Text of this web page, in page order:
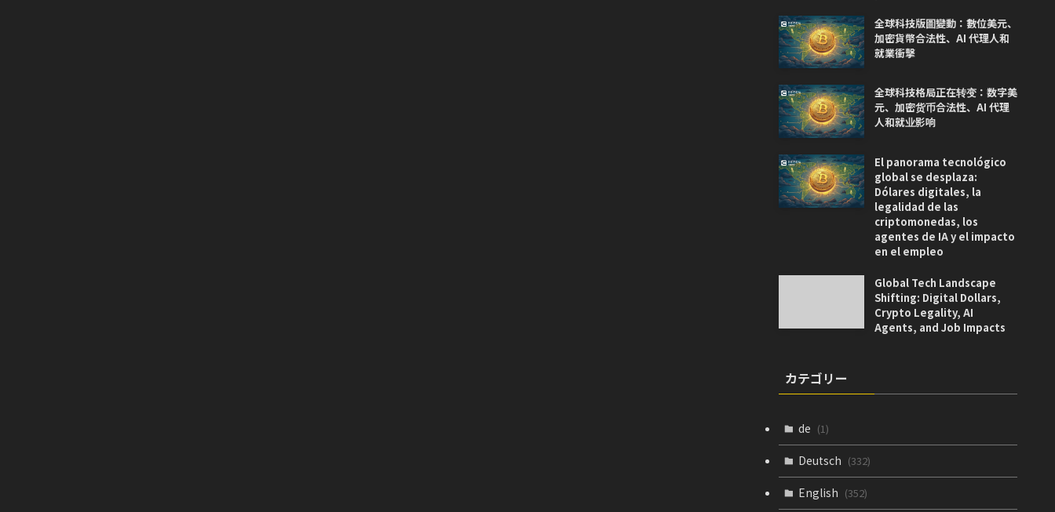
全球科技版圖變動：數位美元、
加密貨幣合法性、AI 代理人和
就業衝擊
全球科技格局正在转变：数字美
元、加密货币合法性、AI 代理
人和就业影响
El panorama tecnológico
global se desplaza:
Dólares digitales, la
legalidad de las
criptomonedas, los
agentes de IA y el impacto
en el empleo
Global Tech Landscape
Shifting: Digital Dollars,
Crypto Legality, AI
Agents, and Job Impacts
カテゴリー
de (1)
Deutsch (332)
English (352)